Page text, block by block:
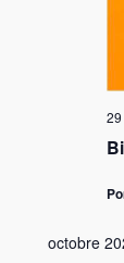
octobre